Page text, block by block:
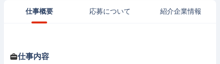
仕事概要 応募について 紹介企業情報
仕事内容